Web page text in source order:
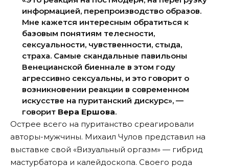
информацией, перепроизводство образов.
Мне кажется интересным обратиться к
базовым понятиям телесности,
сексуальности, чувственности, стыда,
страха. Самые скандальные павильоны
Венецианской биеннале в этом году
агрессивно сексуальны, и это говорит о
возникновении реакции в современном
искусстве на пуританский дискурс», —
говорит Вера Ершова.
Острее всего на пуританство среагировали
авторы-мужчины. Михаил Чулов представил на
выставке свой «Визуальный оргазм» — гибрид
мастурбатора и калейдоскопа. Своего рода